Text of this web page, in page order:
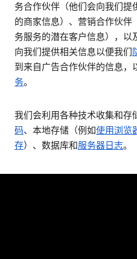
务合作伙伴（他们会向我们提
的商家信息）、营销合作伙伴
务服务的潜在客户信息），以
向我们提供相关信息以便我们
到来自广告合作伙伴的信息，
务。
我们会利用各种技术收集和存
码、本地存储（例如使用浏览
存）、数据库和服务器日志。